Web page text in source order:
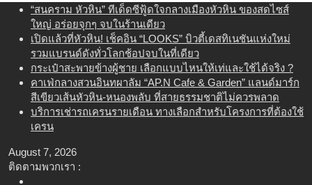
content
“สนคราม หัวหิน” ทีเด็ดซีฟู้ดใจกลางเมืองหัวหิน ของสดไซส์
ใหญ่ อร่อยจุกๆ จบในร้านเดียว
เปิดแล้วที่หัวหิน! เช็คอิน “LOOKS” บิวตี้เดสทิเนชันแห่งใหม่
รวมแบรนด์ดังทั่วโลกช้อปจบในที่เดียว
กระเป๋าสะพายข้างผู้ชาย เลือกแบบไหนให้เท่และใช้ได้จริง ?
คาเฟ่กลางสวนอินทผาลัม “AP.N Cafe & Garden” แลนด์มาร์ก
สีเขียวเส้นหัวหิน-หนองพลับ ที่สายธรรมชาติไม่ควรพลาด
บริการเช่ารถเครนรายเดือน ทางเลือกสำหรับโครงการที่ต้องใช้
เครน
August 7, 2026
ติดตามพวกเรา :